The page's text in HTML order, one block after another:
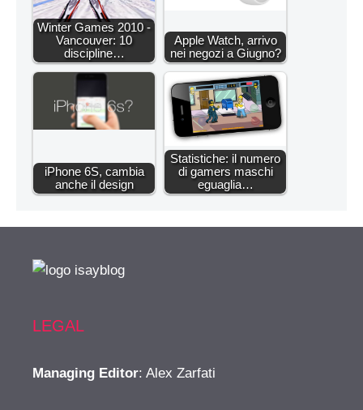
Winter Games 2010 -
Vancouver: 10
discipline…
Apple Watch, arrivo
nei negozi a Giugno?
iPhone 6S, cambia
anche il design
Statistiche: il numero
di gamers maschi
eguaglia…
LEGAL
Managing Editor: Alex Zarfati